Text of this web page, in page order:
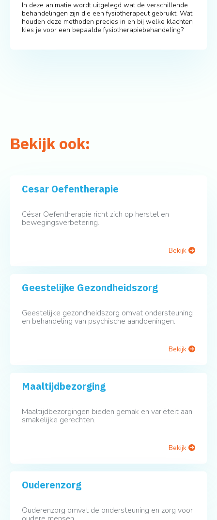
In deze animatie wordt uitgelegd wat de verschillende
behandelingen zijn die een fysiotherapeut gebruikt. Wat
houden deze methoden precies in en bij welke klachten
kies je voor een bepaalde fysiotherapiebehandeling?
Bekijk ook:
Cesar Oefentherapie
César Oefentherapie richt zich op herstel en
bewegingsverbetering.
Bekijk
Geestelijke Gezondheidszorg
Geestelijke gezondheidszorg omvat ondersteuning
en behandeling van psychische aandoeningen.
Bekijk
Maaltijdbezorging
Maaltijdbezorgingen bieden gemak en variëteit aan
smakelijke gerechten.
Bekijk
Ouderenzorg
Ouderenzorg omvat de ondersteuning en zorg voor